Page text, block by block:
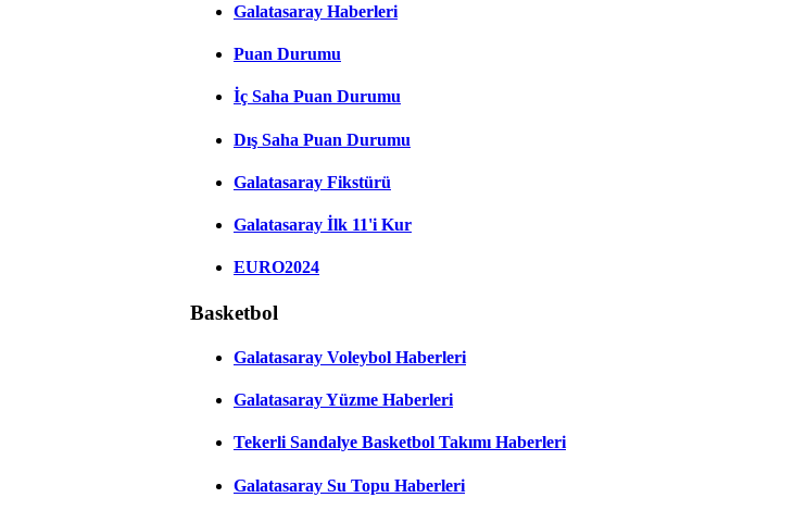
Galatasaray Haberleri
Puan Durumu
İç Saha Puan Durumu
Dış Saha Puan Durumu
Galatasaray Fikstürü
Galatasaray İlk 11'i Kur
EURO2024
Basketbol
Galatasaray Voleybol Haberleri
Galatasaray Yüzme Haberleri
Tekerli Sandalye Basketbol Takımı Haberleri
Galatasaray Su Topu Haberleri